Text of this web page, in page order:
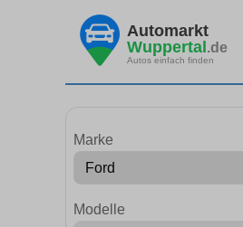
Automarkt
Wuppertal.de
Autos einfach finden
Marke
Modelle